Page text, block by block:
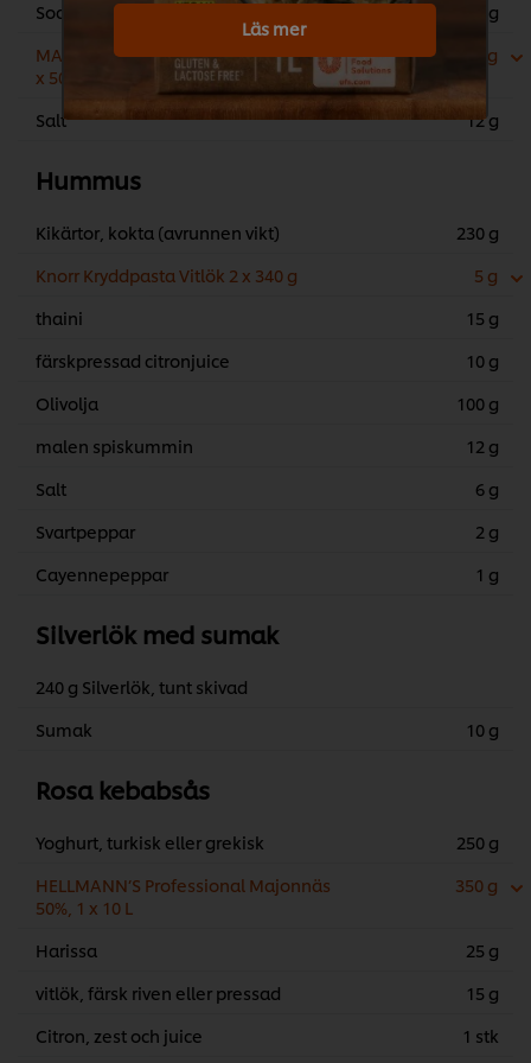
Socker
50 g
MAILLE Äpplecidervinäger - flaska, 6
x 500 ml
150 g
Salt 12 g
Hummus
Kikärtor, kokta (avrunnen vikt)
230 g
Knorr Kryddpasta Vitlök 2 x 340 g
5 g
thaini
15 g
färskpressad citronjuice
10 g
Olivolja
100 g
malen spiskummin
12 g
Salt
6 g
Svartpeppar
2 g
Cayennepeppar
1 g
Silverlök med sumak
240 g Silverlök, tunt skivad
Sumak
10 g
Rosa kebabsås
Yoghurt, turkisk eller grekisk
250 g
HELLMANN’S Professional Majonnäs
50%, 1 x 10 L
350 g
Harissa
25 g
vitlök, färsk riven eller pressad
15 g
Citron, zest och juice
1 stk
Läs mer